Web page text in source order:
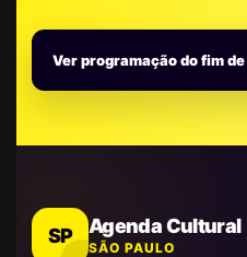
Ver programação do fim
SP Agenda Cultural
SÃO PAULO